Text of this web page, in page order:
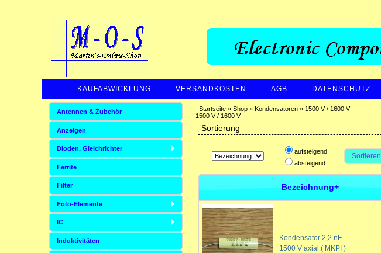
KAUFABWICKLUNG VERSANDKOSTEN AGB DATENSCHUTZ
Startseite» Shop» Kondensatoren» 1500 V / 1600 V
1500 V / 1600 V
Sortierung
aufsteigend
absteigend
Sortieren
Bezeichnung+
Kondensator 2,2 nF
1500 V axial ( MKPI )
Antennen & Zubehör
Anzeigen
Dioden, Gleichrichter
Ferrite
Filter
Foto-Elemente
IC
Induktivitäten